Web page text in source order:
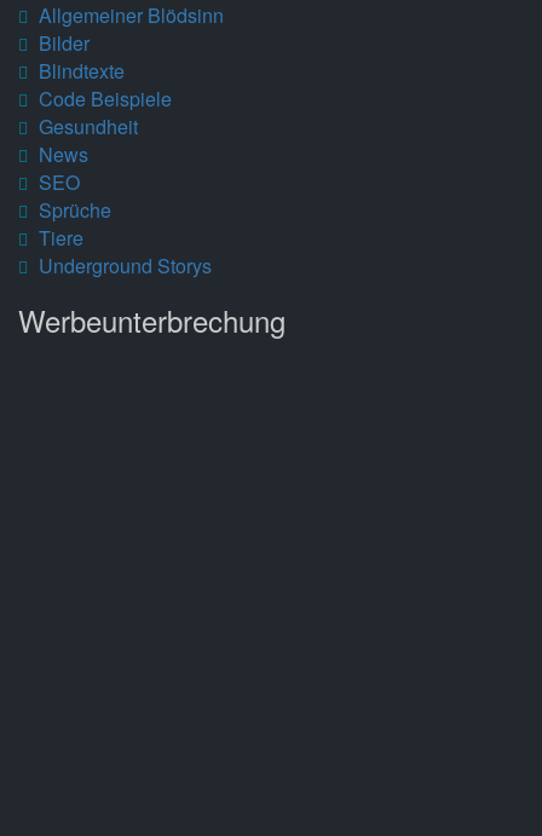
Allgemeiner Blödsinn
Bilder
Blindtexte
Code Beispiele
Gesundheit
News
SEO
Sprüche
Tiere
Underground Storys
Werbeunterbrechung